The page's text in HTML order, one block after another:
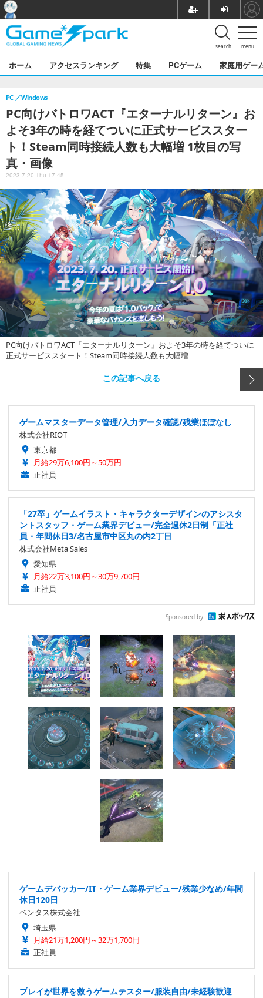
menu
search
ホーム アクセスランキング 特集 PCゲーム 家庭用ゲー
PC向けバトロワACT『エターナルリターン』お
よそ3年の時を経てついに正式サービススター
ト！Steam同時接続人数も大幅増 1枚目の写
真・画像
PC Windows
2023.7.20 Thu 17:45
PC向けバトロワACT『エターナルリターン』およそ3年の時を経てついに
正式サービススタート！Steam同時接続人数も大幅増
この記事へ戻る
ゲームマスターデータ管理/入力データ確認/残業ほぼなし
株式会社RIOT
東京都
月給29万6,100円～50万円
正社員
「27卒」ゲームイラスト・キャラクターデザインのアシスタ
ントスタッフ・ゲーム業界デビュー/完全週休2日制「正社
員・年間休日3/名古屋市中区丸の内2丁目
株式会社Meta Sales
愛知県
月給22万3,100円～30万9,700円
正社員
Sponsored by
ゲームデバッカー/IT・ゲーム業界デビュー/残業少なめ/年間
休日120日
ベンタス株式会社
埼玉県
月給21万1,200円～32万1,700円
正社員
プレイが世界を救うゲームテスター/服装自由/未経験歓迎